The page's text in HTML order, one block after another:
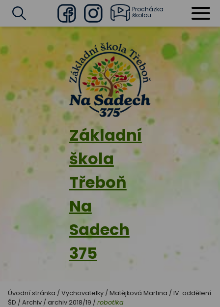
Základní
škola
Třeboň
Na
Sadech
375
FacebookInstagram
Procházka
školou
Úvodní stránka / Vychovatelky / Matějková Martina / IV. oddělení
ŠD / Archiv / archiv 2018/19 / robotika